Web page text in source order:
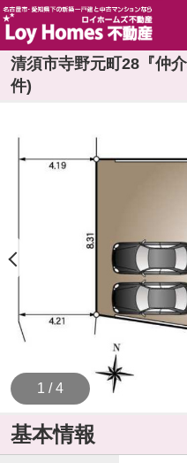
清須市寺野元町28『仲
件)
1 / 4
基本情報